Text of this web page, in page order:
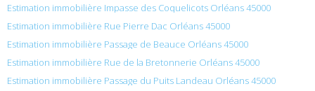
Estimation immobilière Impasse des Coquelicots Orléans 45000
Estimation immobilière Rue Pierre Dac Orléans 45000
Estimation immobilière Passage de Beauce Orléans 45000
Estimation immobilière Rue de la Bretonnerie Orléans 45000
Estimation immobilière Passage du Puits Landeau Orléans 45000